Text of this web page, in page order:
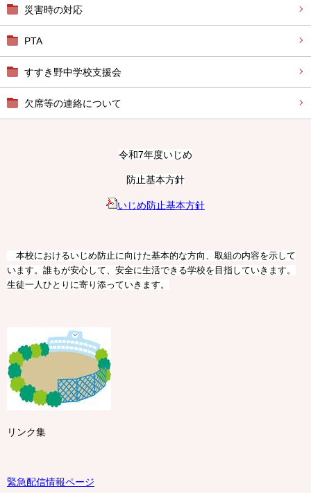
災害時の対応
PTA
すすき野中学校支援会
欠席等の連絡について
令和7年度いじめ
防止基本方針
いじめ防止基本方針
本校におけるいじめ防止に向けた基本的な方向、取組の内容を示して
います。誰もが安心して、安全に生活できる学校を目指していきます。
生徒一人ひとりに寄り添っていきます。
リンク集
緊急配信情報ページ